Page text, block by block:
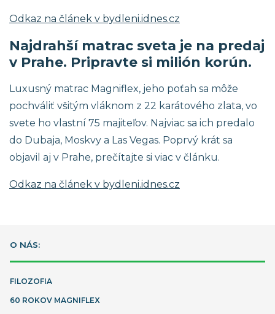
O NÁS:
FILOZOFIA
60 ROKOV MAGNIFLEX
Odkaz na článek v bydleni.idnes.cz
Najdrahší matrac sveta je na predaj
v Prahe. Pripravte si milión korún.
Luxusný matrac Magniflex, jeho poťah sa môže
pochváliť všitým vláknom z 22 karátového zlata, vo
svete ho vlastní 75 majiteľov. Najviac sa ich predalo
do Dubaja, Moskvy a Las Vegas. Poprvý krát sa
objavil aj v Prahe, prečítajte si viac v článku.
Odkaz na článek v bydleni.idnes.cz